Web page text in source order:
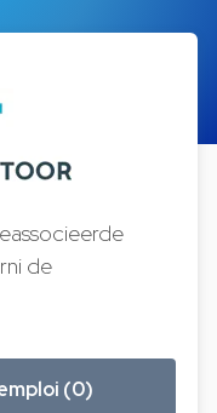
de
(0)